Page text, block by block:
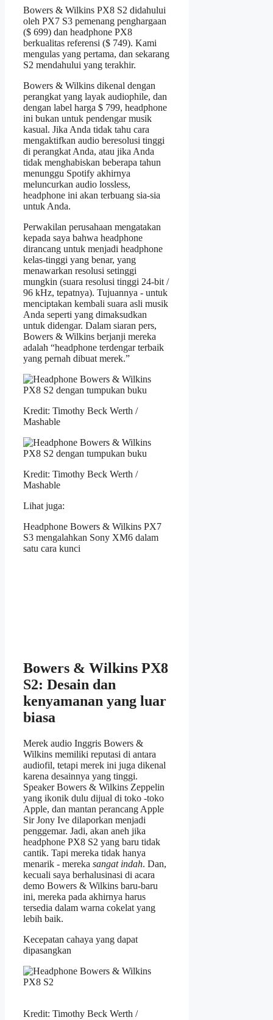
Bowers & Wilkins PX8 S2 didahului
oleh PX7 S3 pemenang penghargaan
($ 699) dan headphone PX8
berkualitas referensi ($ 749). Kami
mengulas yang pertama, dan sekarang
S2 mendahului yang terakhir.
Bowers & Wilkins dikenal dengan
perangkat yang layak audiophile, dan
dengan label harga $ 799, headphone
ini bukan untuk pendengar musik
kasual. Jika Anda tidak tahu cara
mengaktifkan audio beresolusi tinggi
di perangkat Anda, atau jika Anda
tidak menghabiskan beberapa tahun
menunggu Spotify akhirnya
meluncurkan audio lossless,
headphone ini akan terbuang sia-sia
untuk Anda.
Perwakilan perusahaan mengatakan
kepada saya bahwa headphone
dirancang untuk menjadi headphone
kelas-tinggi yang benar, yang
menawarkan resolusi setinggi
mungkin (suara resolusi tinggi 24-bit /
96 kHz, tepatnya). Tujuannya - untuk
menciptakan kembali suara asli musik
Anda seperti yang dimaksudkan
untuk didengar. Dalam siaran pers,
Bowers & Wilkins berjanji mereka
adalah “headphone terdengar terbaik
yang pernah dibuat merek.”
Kredit: Timothy Beck Werth /
Mashable
Kredit: Timothy Beck Werth /
Mashable
Lihat juga:
Headphone Bowers & Wilkins PX7
S3 mengalahkan Sony XM6 dalam
satu cara kunci
Bowers & Wilkins PX8
S2: Desain dan
kenyamanan yang luar
biasa
Merek audio Inggris Bowers &
Wilkins memiliki reputasi di antara
audiofil, tetapi merek ini juga dikenal
karena desainnya yang tinggi.
Speaker Bowers & Wilkins Zeppelin
yang ikonik dulu dijual di toko -toko
Apple, dan mantan perancang Apple
Sir Jony Ive dilaporkan menjadi
penggemar. Jadi, akan aneh jika
headphone PX8 S2 yang baru tidak
cantik. Tapi mereka tidak hanya
menarik - mereka sangat indah. Dan,
kecuali saya berhalusinasi di acara
demo Bowers & Wilkins baru-baru
ini, mereka pada akhirnya harus
tersedia dalam warna cokelat yang
lebih baik.
Kecepatan cahaya yang dapat
dipasangkan
Kredit: Timothy Beck Werth /